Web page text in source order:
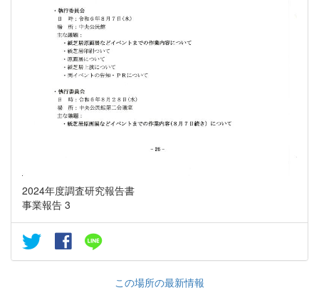
2024年度調査研究報告書
事業報告 3
この場所の最新情報